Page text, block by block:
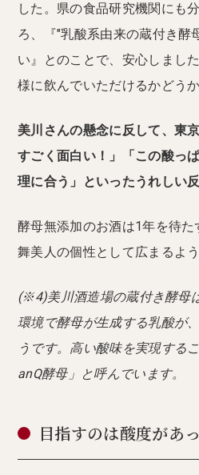
した。県の食品研究機関にも
ろ、『"乳酸系由来の蔵付き
い』とのことで、安心しまし
様に飲んでいただけるかどう
美川さんの懸念に反して、東
すごく面白い！」「この酸っ
理に合う」といったうれしい
酵母無添加のお酒は1年を待た
舞美人の個性として広まるよ
(※4)美川酒造場の蔵付き酵母
環境で酵母が生成する乳酸が
うです。高い酸味を実現する
anQ酵母」と呼んでいます。
目指すのは酸度があ